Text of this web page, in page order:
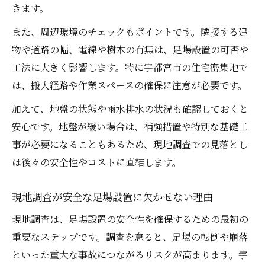
きます。
また、周辺環境のチェックもポイントです。隣接する建
物や道路の幅、電線や樹木の有無は、足場設置の可否や
工法に大きく影響します。特に宇都宮市の住宅密集地で
は、搬入経路や作業スペースの確保に注意が必要です。
加えて、地盤の状態や雨水排水の状況も確認しておくと
安心です。地盤が緩い場合は、補強措置や特別な基礎工
事が必要になることもあるため、現地調査での見落とし
は後々の安全性やコストに直結します。
現地調査が安全な足場設置に欠かせない理由
現地調査は、足場設置の安全性を確保するための最初の
重要なステップです。調査を怠ると、足場の転倒や崩落
といった重大な事故につながるリスクが高まります。宇